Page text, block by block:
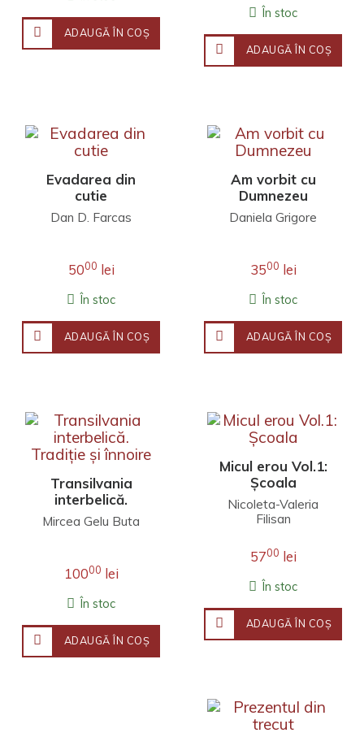
ADAUGĂ ÎN COŞ
În stoc
ADAUGĂ ÎN COŞ
Evadarea din
cutie
Dan D. Farcas
5000 lei
În stoc
ADAUGĂ ÎN COŞ
Am vorbit cu
Dumnezeu
Daniela Grigore
3500 lei
În stoc
ADAUGĂ ÎN COŞ
Transilvania
interbelică.
Tradiție și înnoire
Mircea Gelu Buta
10000 lei
În stoc
ADAUGĂ ÎN COŞ
Micul erou Vol.1:
Școala
Nicoleta-Valeria
Filisan
5700 lei
În stoc
ADAUGĂ ÎN COŞ